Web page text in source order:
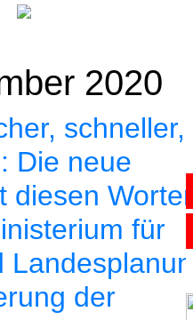
Lawyers
Notar
Expertise
2020
schneller,
Die neue
diesen
für
der